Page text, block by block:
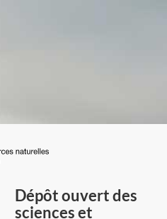
du
Dépôt ouvert des
sciences et